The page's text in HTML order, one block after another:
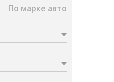
По марке авто